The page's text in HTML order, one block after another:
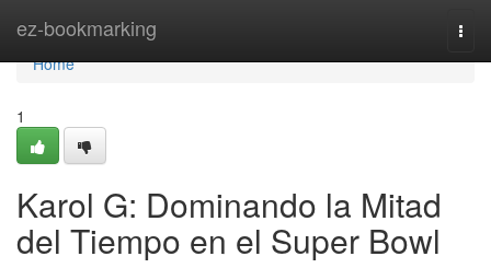
ez-bookmarking
Home
Home
1
Karol G: Dominando la Mitad
del Tiempo en el Super Bowl